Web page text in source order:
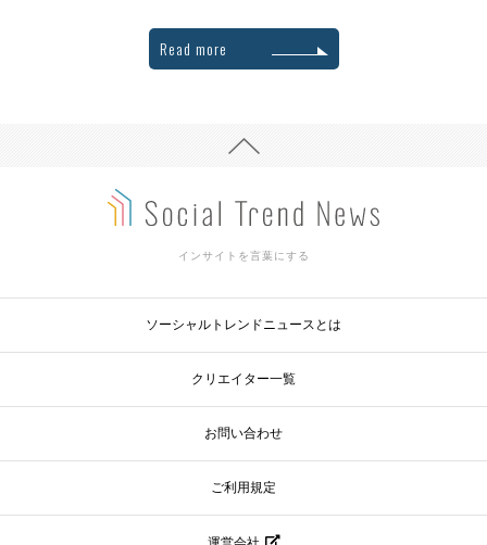
Read more
インサイトを言葉にする
ソーシャルトレンドニュースとは
クリエイター一覧
お問い合わせ
ご利用規定